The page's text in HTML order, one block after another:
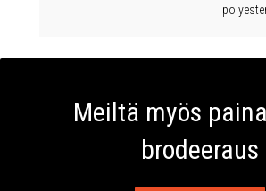
Meiltä myös
brodeeraus